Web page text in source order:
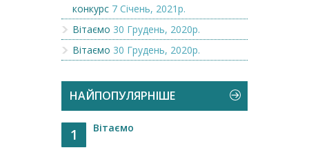
конкурс 7 Січень, 2021р.
Вітаємо 30 Грудень, 2020р.
Вітаємо 30 Грудень, 2020р.
НАЙПОПУЛЯРНІШЕ
1 Вітаємо